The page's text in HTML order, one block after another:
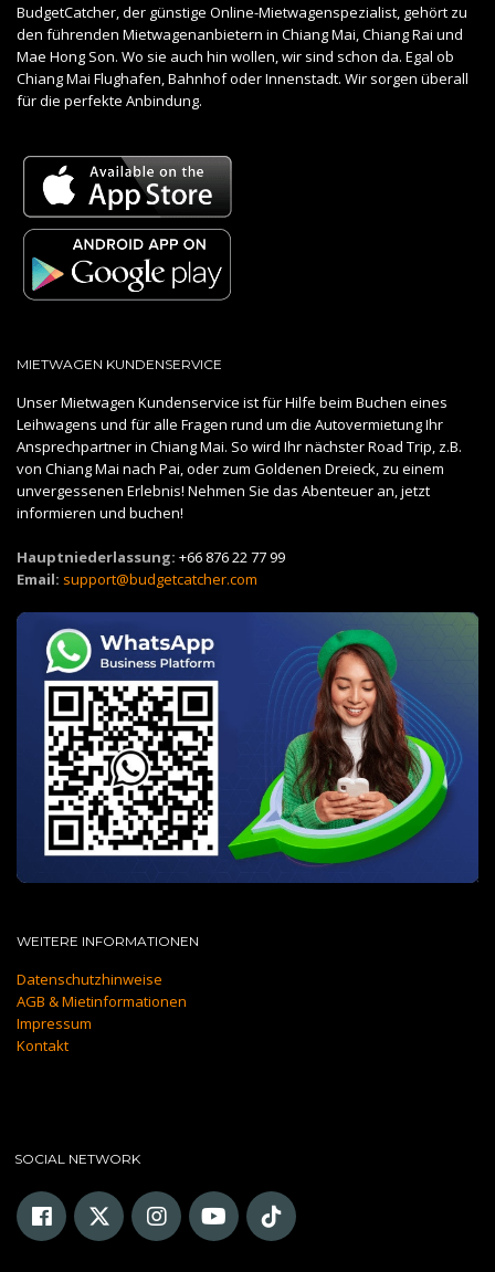
BudgetCatcher, der günstige Online-Mietwagenspezialist, gehört zu
den führenden Mietwagenanbietern in Chiang Mai, Chiang Rai und
Mae Hong Son. Wo sie auch hin wollen, wir sind schon da. Egal ob
Chiang Mai Flughafen, Bahnhof oder Innenstadt. Wir sorgen überall
für die perfekte Anbindung.
MIETWAGEN KUNDENSERVICE
Unser Mietwagen Kundenservice ist für Hilfe beim Buchen eines
Leihwagens und für alle Fragen rund um die Autovermietung Ihr
Ansprechpartner in Chiang Mai. So wird Ihr nächster Road Trip, z.B.
von Chiang Mai nach Pai, oder zum Goldenen Dreieck, zu einem
unvergessenen Erlebnis! Nehmen Sie das Abenteuer an, jetzt
informieren und buchen!
Hauptniederlassung: +66 876 22 77 99
Email: support@budgetcatcher.com
WEITERE INFORMATIONEN
Datenschutzhinweise
AGB & Mietinformationen
Impressum
Kontakt
SOCIAL NETWORK